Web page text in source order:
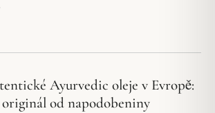
Ayurvedic oleje v Evropě:
od napodobeniny